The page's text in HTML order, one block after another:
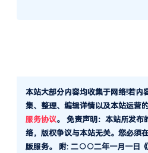
公司所有，如果有侵犯到您的权益
点点赞赏，手留余香